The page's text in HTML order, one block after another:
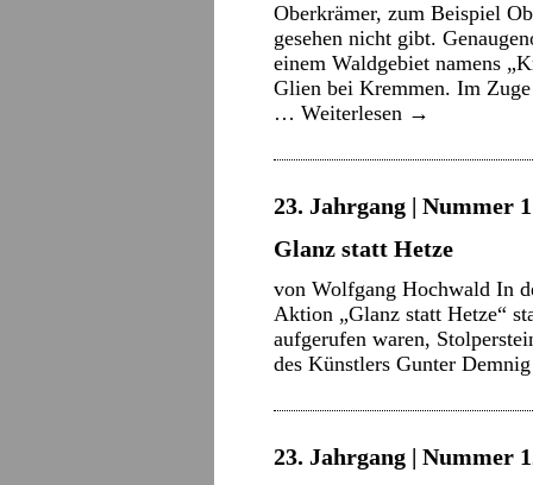
Oberkrämer, zum Beispiel
gesehen nicht gibt.
einem Waldgebiet namens
Glien bei Kremmen. Im
… Weiterlesen →
23. Jahrgang | Nummer
Glanz statt Hetze
von Wolfgang Hochwald In
Aktion „Glanz statt Hetze“
aufgerufen waren,
des Künstlers Gunter
23. Jahrgang | Nummer